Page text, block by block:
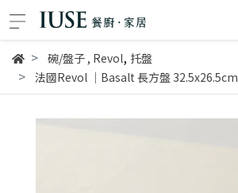
碗/盤子, Revol, 托盤
法國Revol │Basalt 長方盤 32.5x26.5cm